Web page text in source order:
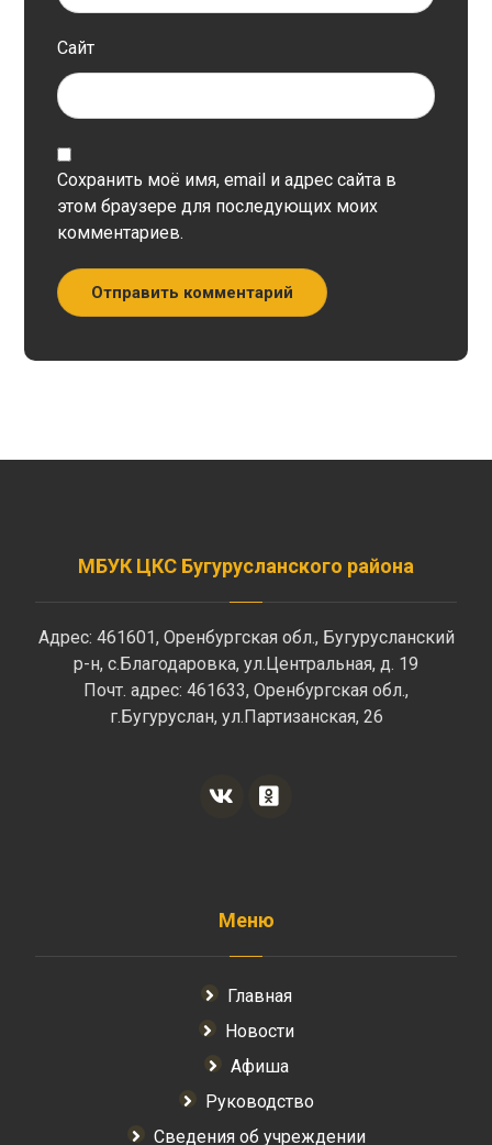
Сайт
Сохранить моё имя, email и адрес сайта в
этом браузере для последующих моих
комментариев.
Отправить комментарий
МБУК ЦКС Бугурусланского района
Адрес: 461601, Оренбургская обл., Бугурусланский
р-н, с.Благодаровка, ул.Центральная, д. 19
Почт. адрес: 461633, Оренбургская обл.,
г.Бугуруслан, ул.Партизанская, 26
Меню
Главная
Новости
Афиша
Руководство
Сведения об учреждении